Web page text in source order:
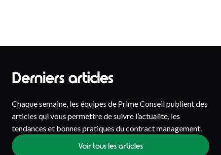
Derniers articles
Chaque semaine, les équipes de Prime Conseil publient des
articles qui vous permettre de suivre l’actualité, les
tendances et bonnes pratiques du contract management.
Voir tous les articles